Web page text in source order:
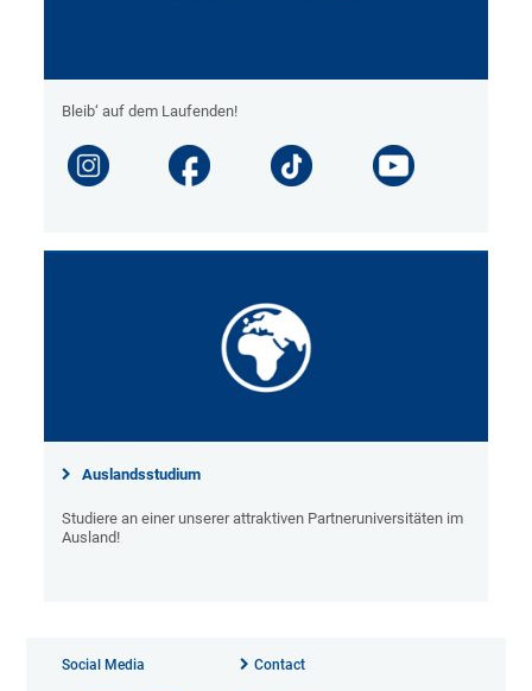
Bleib‘ auf dem Laufenden!
Auslandsstudium
Studiere an einer unserer attraktiven Partneruniversitäten im
Ausland!
Social Media Contact